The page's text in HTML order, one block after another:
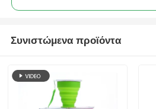
Συνιστώμενα προϊόντα